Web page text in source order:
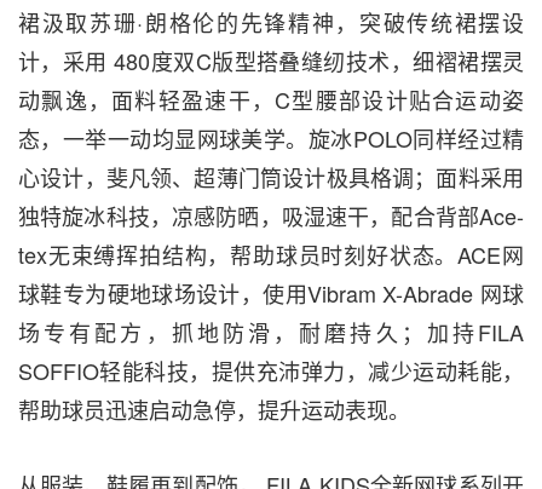
裙汲取苏珊·朗格伦的先锋精神，突破传统裙摆设
计，采用 480度双C版型搭叠缝纫技术，细褶裙摆灵
动飘逸，面料轻盈速干，C型腰部设计贴合运动姿
态，一举一动均显网球美学。旋冰POLO同样经过精
心设计，斐凡领、超薄门筒设计极具格调；面料采用
独特旋冰科技，凉感防晒，吸湿速干，配合背部Ace-
tex无束缚挥拍结构，帮助球员时刻好状态。ACE网
球鞋专为硬地球场设计，使用Vibram X-Abrade 网球
场专有配方，抓地防滑，耐磨持久；加持FILA
SOFFIO轻能科技，提供充沛弹力，减少运动耗能，
帮助球员迅速启动急停，提升运动表现。